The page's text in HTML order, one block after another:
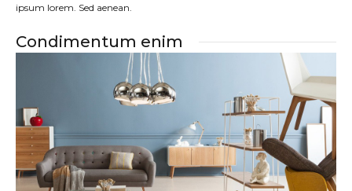
ipsum lorem. Sed aenean.
Condimentum enim